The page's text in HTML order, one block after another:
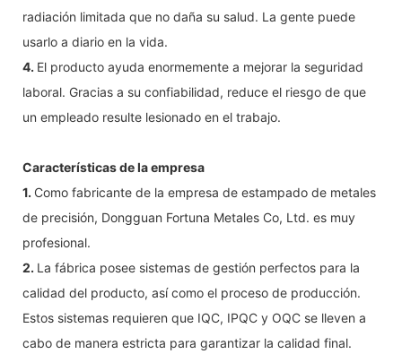
radiación limitada que no daña su salud. La gente puede
usarlo a diario en la vida.
4. El producto ayuda enormemente a mejorar la seguridad
laboral. Gracias a su confiabilidad, reduce el riesgo de que
un empleado resulte lesionado en el trabajo.
Características de la empresa
1. Como fabricante de la empresa de estampado de metales
de precisión, Dongguan Fortuna Metales Co, Ltd. es muy
profesional.
2. La fábrica posee sistemas de gestión perfectos para la
calidad del producto, así como el proceso de producción.
Estos sistemas requieren que IQC, IPQC y OQC se lleven a
cabo de manera estricta para garantizar la calidad final.